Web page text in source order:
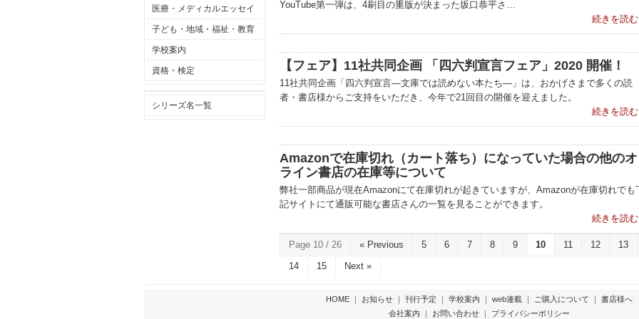
医療・メディカルエッセイ
子ども・地域・福祉・教育
学校案内
資格・検定
シリーズ名一覧
YouTube第一弾は、4刷目の重版が決まった坂口恭平さ…
続きを読
【フェア】11社共同企画 「四六判宣言フェア」2020 開催！
11社共同企画「四六判宣言―文庫では読めない本たち―」は、おかげさまで多くの読
者・書店様からご支持をいただき、今年で21回目の開催を迎えました。
続きを読
Amazonで在庫切れ（カート落ち）になっていた場合の他の
ライン書店の在庫等について
弊社一部商品が現在Amazonにて在庫切れが起きていますが、Amazonが在庫切れでも
記サイトにて通販可能な書店さんの一覧を見ることができます。
続きを読
Page 10 / 26 « Previous 5 6 7 8 9 10 11 12
13
14
15 Next »
HOME ｜ お知らせ ｜ 刊行予定 ｜ 学校案内 ｜ web連載 ｜ ご購入について ｜ 書店様へ
会社案内 ｜ お問い合わせ ｜ プライバシーポリシー